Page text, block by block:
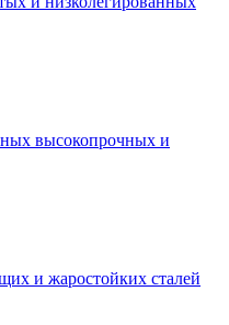
высокопрочных и
и жаростойких сталей